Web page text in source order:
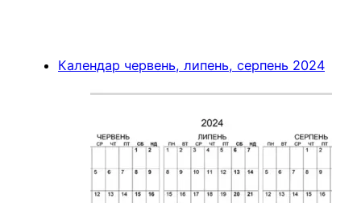
Календар червень, липень, серпень 2024